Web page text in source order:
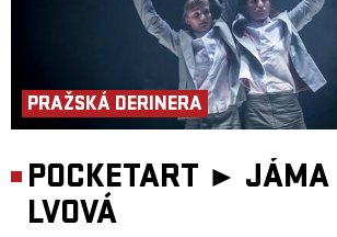
PRAŽSKÁ DERINERA
POCKETART ► JÁMA
LVOVÁ